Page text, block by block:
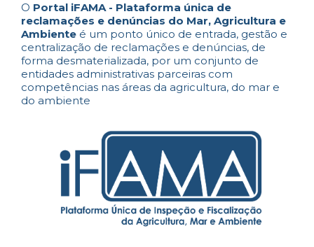
O Portal iFAMA - Plataforma única de
reclamações e denúncias do Mar, Agricultura e
Ambiente é um ponto único de entrada, gestão e
centralização de reclamações e denúncias, de
forma desmaterializada, por um conjunto de
entidades administrativas parceiras com
competências nas áreas da agricultura, do mar e
do ambiente